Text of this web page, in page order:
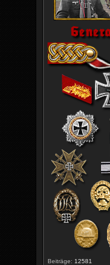
Beiträge: 12581